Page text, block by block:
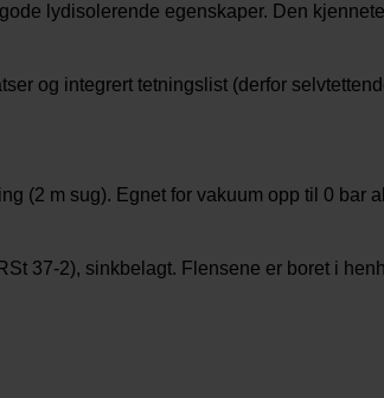
lydisolerende egenskaper. Den
og integrert tetningslist (derfor
(2 m sug). Egnet for vakuum opp til 0
37-2), sinkbelagt. Flensene er boret i